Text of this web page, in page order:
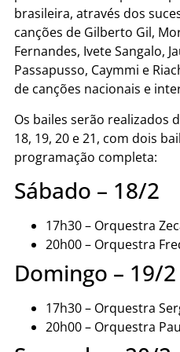
brasileira, através dos
canções de Gilberto Gil,
Fernandes, Ivete Sangalo,
Passapusso, Caymmi e
de canções nacionais e
Os bailes serão realizados
18, 19, 20 e 21, com dois
programação completa:
Sábado – 18/2
17h30 – Orquestra
20h00 – Orquestra
Domingo – 19/2
17h30 – Orquestra
20h00 – Orquestra